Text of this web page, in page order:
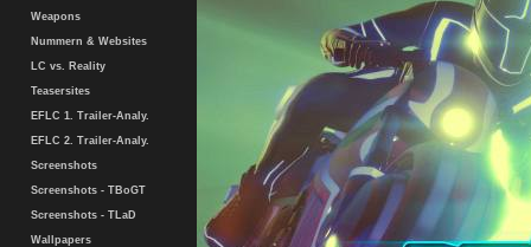
Weapons
Nummern & Websites
LC vs. Reality
Teasersites
EFLC 1. Trailer-Analy.
EFLC 2. Trailer-Analy.
Screenshots
Screenshots - TBoGT
Screenshots - TLaD
Wallpapers